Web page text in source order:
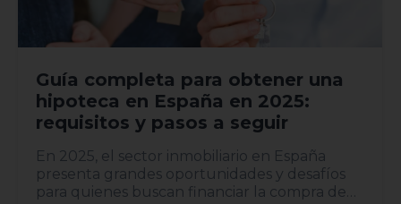
Guía completa para obtener una
hipoteca en España en 2025:
requisitos y pasos a seguir
En 2025, el sector inmobiliario en España
presenta grandes oportunidades y desafíos
para quienes buscan financiar la compra de